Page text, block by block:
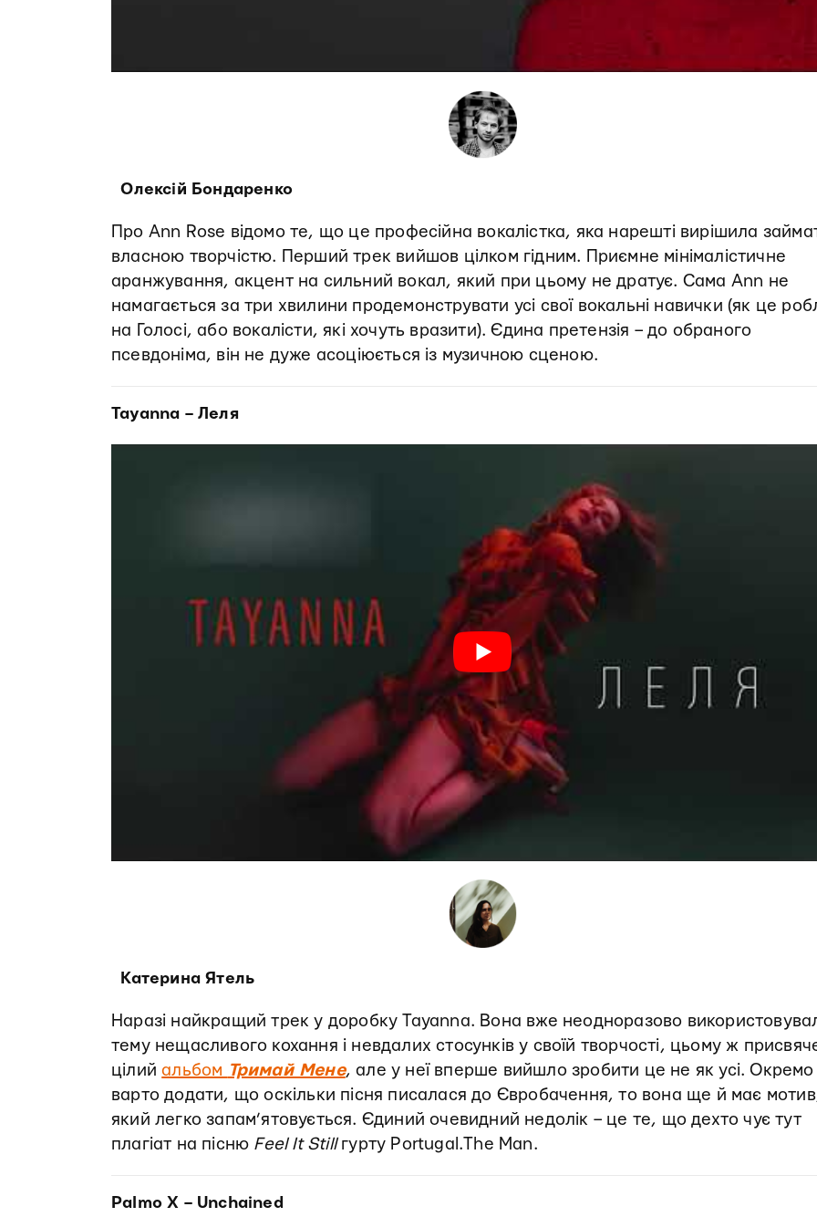
Олексій Бондаренко
Про Ann Rose відомо те, що це професійна вокалістка, яка нарешті вирішила
власною творчістю. Перший трек вийшов цілком гідним. Приємне мінімалістичне
аранжування, акцент на сильний вокал, який при цьому не дратує. Сама Ann не
намагається за три хвилини продемонструвати усі свої вокальні навички (як це
на Голосі, або вокалісти, які хочуть вразити). Єдина претензія – до обраного
псевдоніма, він не дуже асоціюється із музичною сценою.
Tayanna – Леля
Катерина Ятель
Наразі найкращий трек у доробку Tayanna. Вона вже неодноразово
тему нещасливого кохання і невдалих стосунків у своїй творчості, цьому ж
цілийальбом Тримай Мене, але у неї вперше вийшло зробити це не як усі. Окремо
варто додати, що оскільки пісня писалася до Євробачення, то вона ще й має
який легко запам’ятовується. Єдиний очевидний недолік – це те, що дехто чує тут
плагіат на пісню Feel It Stillгурту Portugal.The Man.
Palmo X – Unchained